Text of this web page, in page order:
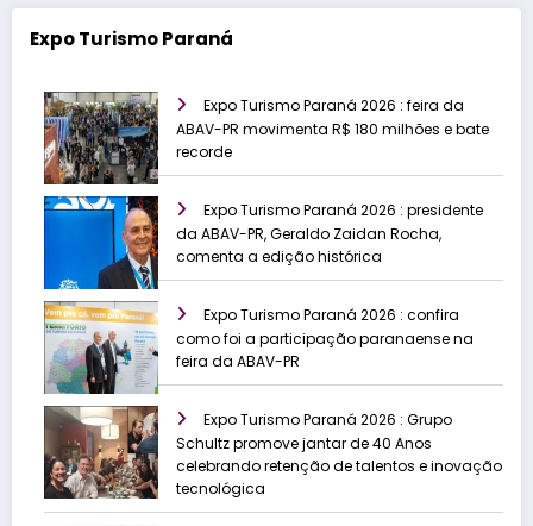
Expo Turismo Paraná
Expo Turismo Paraná 2026 : feira da
ABAV-PR movimenta R$ 180 milhões e bate
recorde
Expo Turismo Paraná 2026 : presidente
da ABAV-PR, Geraldo Zaidan Rocha,
comenta a edição histórica
Expo Turismo Paraná 2026 : confira
como foi a participação paranaense na
feira da ABAV-PR
Expo Turismo Paraná 2026 : Grupo
Schultz promove jantar de 40 Anos
celebrando retenção de talentos e inovação
tecnológica